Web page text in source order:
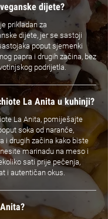
dijete?
prikladan za
dijete, jer se sastoji
poput sjemenki
papra i drugih začina, bez
podrijetla.
La Anita u kuhinji?
La Anita, pomiješajte
soka od naranče,
i drugih začina kako biste
marinadu na meso i
sati prije pečenja,
i autentičan okus.